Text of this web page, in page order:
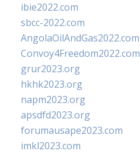
ibie2022.com
sbcc-2022.com
AngolaOilAndGas2022.com
Convoy4Freedom2022.com
grur2023.org
hkhk2023.org
napm2023.org
apsdfd2023.org
forumausape2023.com
imkl2023.com